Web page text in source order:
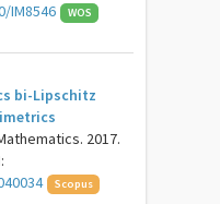
IM8546
WOS
bi-Lipschitz
2017.
Scopus